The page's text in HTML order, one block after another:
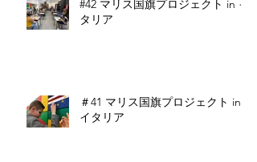
#42 マリス国旗プロジェクト in イ
タリア
＃41 マリス国旗プロジェクト in
イタリア